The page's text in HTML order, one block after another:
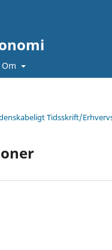
Om
Tidsskrift/